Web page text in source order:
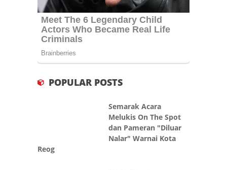
POPULAR POSTS
Semarak Acara
Melukis On The Spot
dan Pameran "Diluar
Nalar" Warnai Kota
Reog